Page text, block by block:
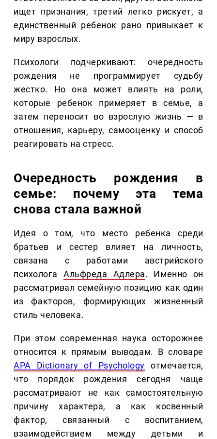
ищет признания, третий легко рискует, а
единственный ребенок рано привыкает к
миру взрослых.
Психологи подчеркивают: очередность
рождения не программирует судьбу
жестко. Но она может влиять на роли,
которые ребенок примеряет в семье, а
затем переносит во взрослую жизнь — в
отношения, карьеру, самооценку и способ
реагировать на стресс.
Очередность рождения в
семье: почему эта тема
снова стала важной
Идея о том, что место ребенка среди
братьев и сестер влияет на личность,
связана с работами австрийского
психологаАльфреда Адлера. Именно он
рассматривал семейную позицию как один
из факторов, формирующих жизненный
стиль человека.
При этом современная наука осторожнее
относится к прямым выводам. В словаре
APA Dictionary of Psychology отмечается,
что порядок рождения сегодня чаще
рассматривают не как самостоятельную
причину характера, а как косвенный
фактор, связанный с воспитанием,
взаимодействием между детьми и